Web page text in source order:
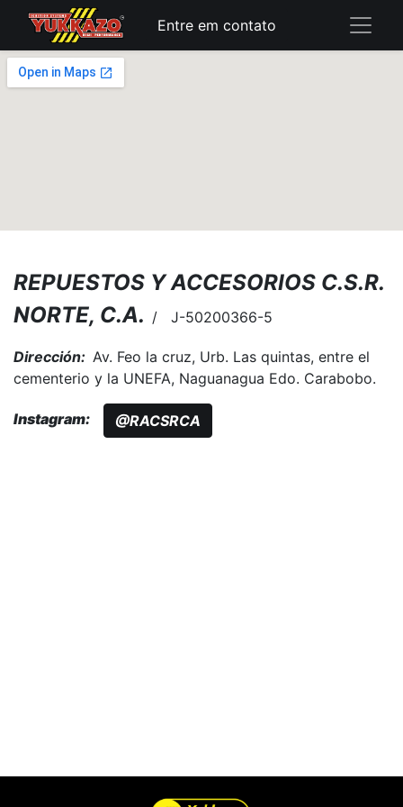
Entre em contato
REPUESTOS Y ACCESORIOS C.S.R.
NORTE, C.A. / J-50200366-5
Dirección: Av. Feo la cruz, Urb. Las quintas, entre el
cementerio y la UNEFA, Naguanagua Edo. Carabobo.
Instagram: @RACSRCA